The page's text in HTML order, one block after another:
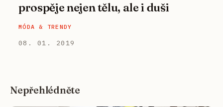
prospěje nejen tělu, ale i duši
MÓDA & TRENDY
08. 01. 2019
Nepřehlédněte